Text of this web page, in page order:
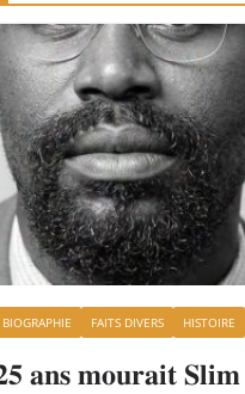
BIOGRAPHIE FAITS DIVERS HISTOIRE
𝐚𝐧𝐬 𝐦𝐨𝐮𝐫𝐚𝐢𝐭